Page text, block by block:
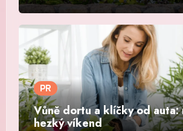
PR
Vůně dortu a klíčky od auta:
hezký víkend